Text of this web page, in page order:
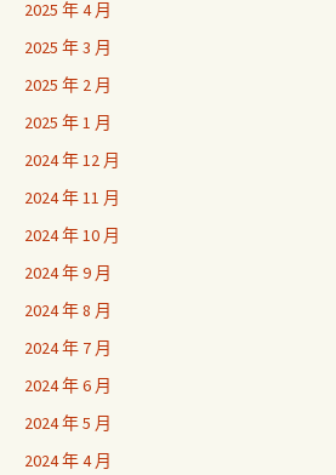
2025 年 4 月
2025 年 3 月
2025 年 2 月
2025 年 1 月
2024 年 12 月
2024 年 11 月
2024 年 10 月
2024 年 9 月
2024 年 8 月
2024 年 7 月
2024 年 6 月
2024 年 5 月
2024 年 4 月